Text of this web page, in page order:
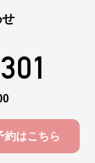
約はこちら